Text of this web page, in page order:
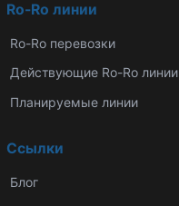
Ro-Ro линии
Ro-Ro перевозки
Действующие Ro-Ro линии
Планируемые линии
Ссылки
Блог